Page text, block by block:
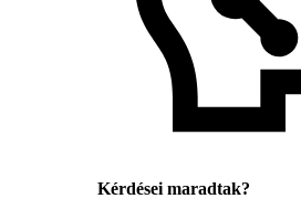
Kérdései maradtak?